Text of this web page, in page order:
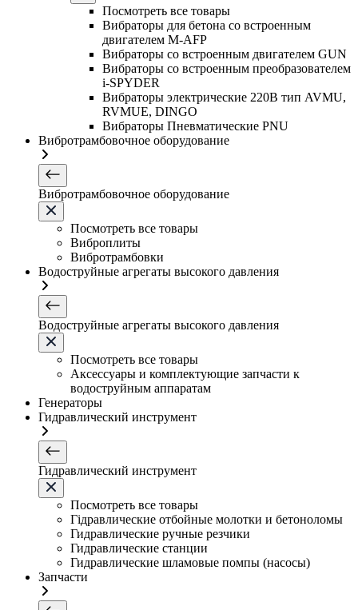
Посмотреть все товары
Вибраторы для бетона со встроенным
двигателем M-AFP
Вибраторы со встроенным двигателем GUN
Вибраторы со встроенным преобразователем
i-SPYDER
Вибраторы электрические 220B тип AVMU,
RVMUE, DINGO
Вибраторы Пневматические PNU
Вибротрамбовочное оборудование
Вибротрамбовочное оборудование
Посмотреть все товары
Виброплиты
Вибротрамбовки
Водоструйные агрегаты высокого давления
Водоструйные агрегаты высокого давления
Посмотреть все товары
Аксессуары и комплектующие запчасти к
водоструйным аппаратам
Генераторы
Гидравлический инструмент
Гидравлический инструмент
Посмотреть все товары
Гідравлические отбойные молотки и бетоноломы
Гидравлические ручные резчики
Гидравлические станции
Гидравлические шламовые помпы (насосы)
Запчасти